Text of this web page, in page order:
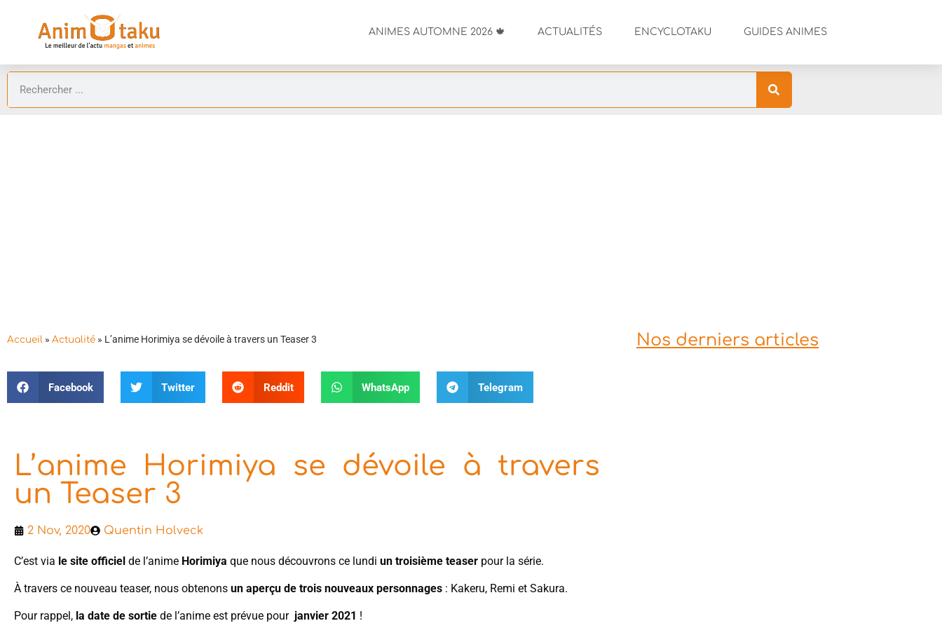
ANIMES AUTOMNE 2026 🍁 ACTUALITÉS ENCYCLOTAKU GUIDES ANIMES
Accueil » Actualité » L’anime Horimiya se dévoile à travers un Teaser 3
Facebook Twitter Reddit WhatsApp Telegram
L’anime Horimiya se dévoile à travers
un Teaser 3
2 Nov, 2020 Quentin Holveck
C’est via le site officiel de l’anime Horimiya que nous découvrons ce lundi un troisième teaser pour la série.
À travers ce nouveau teaser, nous obtenons un aperçu de trois nouveaux personnages : Kakeru, Remi et Sakura.
Pour rappel, la date de sortie de l’anime est prévue pour janvier 2021 !
Nos derniers articles